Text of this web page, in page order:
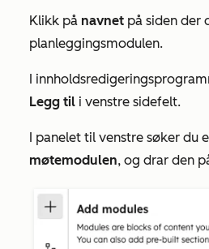
Klikk på navnet på siden der
planleggingsmodulen.
I
Legg til i venstre sidefelt.
I panelet til venstre søker du
møtemodulen, og drar den